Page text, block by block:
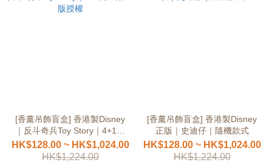
[香薰吊飾盲盒] 香港製Disney
｜反斗奇兵Toy Story｜4+1隱
藏版正版授權
HK$128.00 ~ HK$1,024.00
HK$1,224.00
[香薰吊飾盲盒] 香港製Disney
正版｜史迪仔｜隨機款式
HK$128.00 ~ HK$1,024.00
HK$1,224.00